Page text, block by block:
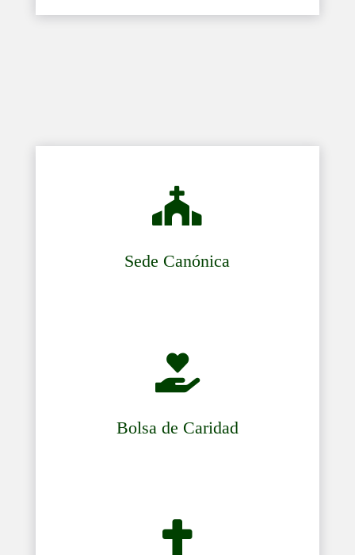

Sede Canónica

Bolsa de Caridad
